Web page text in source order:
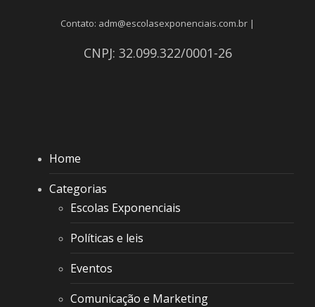
Contato: adm@escolasexponenciais.com.br |
CNPJ: 32.099.322/0001-26
Home
Categorias
Escolas Exponenciais
Políticas e leis
Eventos
Comunicação e Marketing